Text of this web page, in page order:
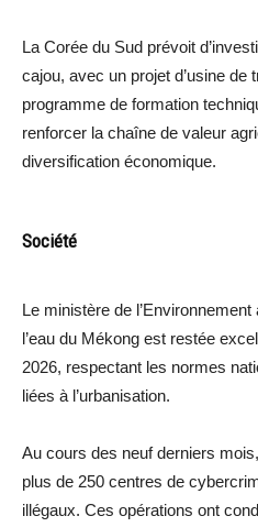
La Corée du Sud prévoit
cajou, avec un projet d’usine de
programme de formation
renforcer la chaîne de valeur
diversification économique.
Société
Le ministère de
l’eau du Mékong est restée
2026, respectant les normes
liées à l’urbanisation.
Au cours des neuf derniers
plus de 250 centres de
illégaux. Ces opérations ont